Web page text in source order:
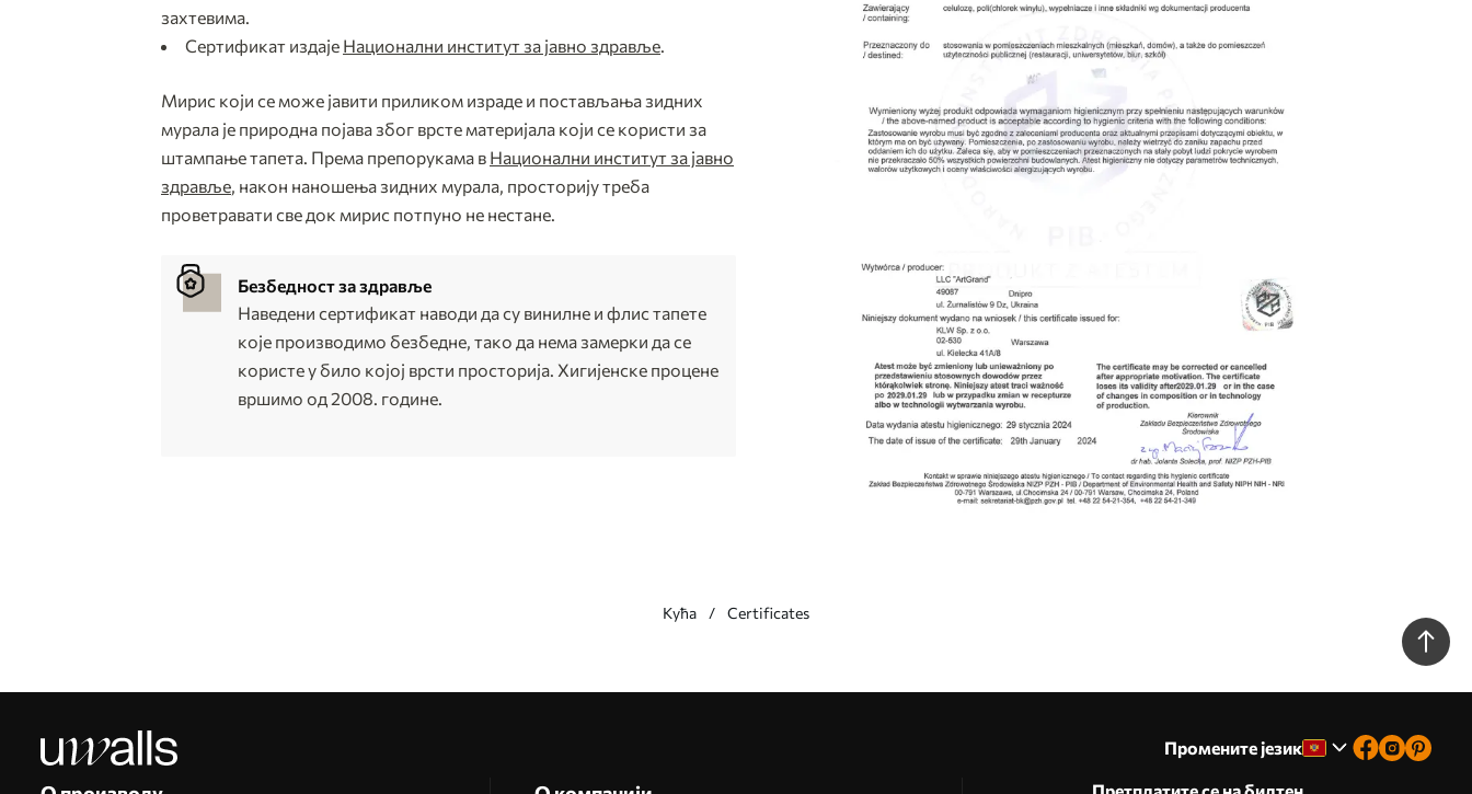
захтевима.
Сертификат издаје Национални институт за јавно здравље.
Мирис који се може јавити приликом израде и постављања зидних
мурала је природна појава због врсте материјала који се користи за
штампање тапета. Према препорукама в Национални институт за јавно
здравље, након наношења зидних мурала, просторију треба
проветравати све док мирис потпуно не нестане.
Безбедност за здравље
Наведени сертификат наводи да су винилне и флис тапете
које производимо безбедне, тако да нема замерки да се
користе у било којој врсти просторија. Хигијенске процене
вршимо од 2008. године.
Кућа Certificates
Промените језик